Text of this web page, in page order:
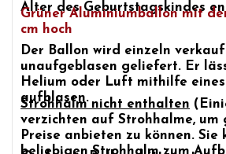
Alter des Geburtstagskindes
Grüner Aluminiumballon mit der
cm hoch
Der Ballon wird einzeln
unaufgeblasen geliefert. Er
Helium oder Luft mithilfe
aufblasen.
Strohhalm nicht enthalten
verzichten auf Strohhalme, um
Preise anbieten zu können. Sie
beliebigen Strohhalm zum